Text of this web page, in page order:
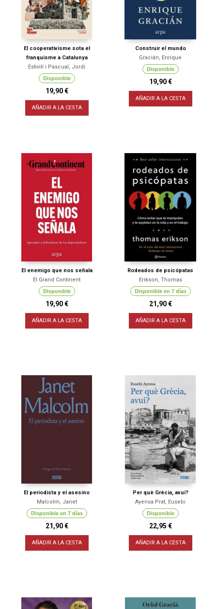
El cooperativisme sota el
franquisme a Catalunya
Estivill i Pascual, Jordi
Disponible
19,90 €
AÑADIR A LA CESTA
Construir el mundo
Gracián, Enrique
Disponible
19,90 €
AÑADIR A LA CESTA
El enemigo que nos señala
El Grand Continent
Disponible
19,90 €
AÑADIR A LA CESTA
Rodeados de psicópatas
Erikson, Thomas
Disponible en 7 días
21,90 €
AÑADIR A LA CESTA
El periodista y el asesino
Malcolm, Janet
Disponible en 7 días
21,90 €
AÑADIR A LA CESTA
Per què Grècia, avui?
Ayensa Prat, Eusebi
Disponible
22,95 €
AÑADIR A LA CESTA